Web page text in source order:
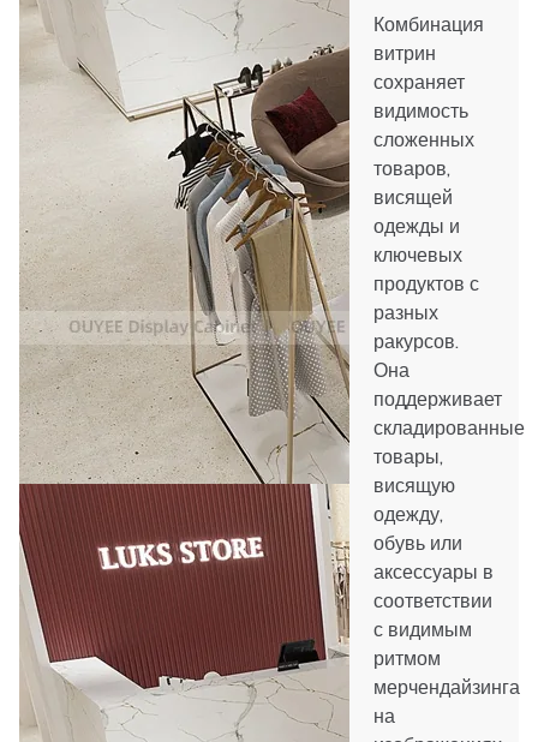
Комбинация
витрин
сохраняет
видимость
сложенных
товаров,
висящей
одежды и
ключевых
продуктов с
разных
ракурсов.
Она
поддерживает
складированные
товары,
висящую
одежду,
обувь или
аксессуары в
соответствии
с видимым
ритмом
мерчендайзинга
на